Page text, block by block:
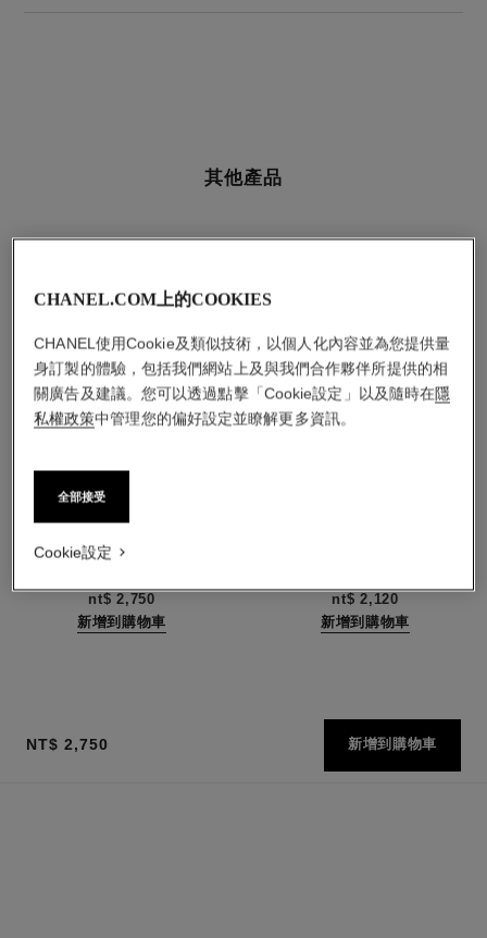
其他產品
巴黎─巴黎
編號102950
nt$ 2,750
新增到購物車
編號102840
nt$ 2,120
新增到購物車
NT$ 2,750 新增到購物車
CHANEL.COM上的COOKIES
CHANEL使用Cookie及類似技術，以個人化內容並為您提供量
身訂製的體驗，包括我們網站上及與我們合作夥伴所提供的相
關廣告及建議。您可以透過點擊「Cookie設定」以及隨時在隱
私權政策中管理您的偏好設定並瞭解更多資訊。
全部接受
Cookie設定